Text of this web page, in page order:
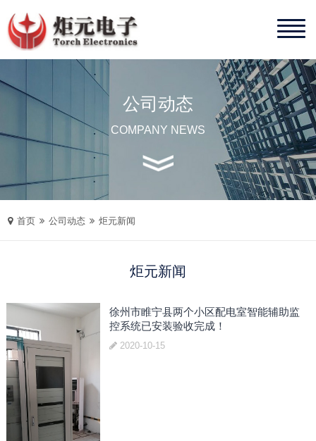
公司动态
COMPANY NEWS
首页 公司动态 炬元新闻
炬元新闻
徐州市睢宁县两个小区配电室智能辅助监
控系统已安装验收完成！
2020-10-15